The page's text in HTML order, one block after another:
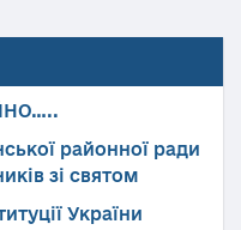
районної ради
зі святом
України